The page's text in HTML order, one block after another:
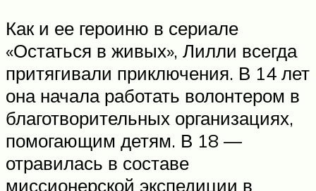
Как и ее героиню в сериале
«Остаться в живых», Лилли всегда
притягивали приключения. В 14 лет
она начала работать волонтером в
благотворительных организациях,
помогающим детям. В 18 —
отравилась в составе
миссионерской экспедиции в